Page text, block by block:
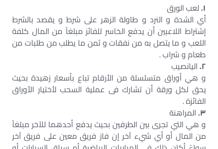
١. لعب الورق
أي الشدة و النرد و طاولة الزهر على شرط و يقصد بالشرط
إشتراط اللاعبين أن يدفع الخاسر للفائز مبلغاً من المال كلفة
اللعب و ما يتصل به من نفقات و ثمن ما يطلب من طلبات من
طعام و شراب .
٢. اليانصيب
و هي أوراق متسلسلة من الأرقام تباع بأسعار زهيدة بحيث
يحق لكل ورقة أن تشارك فى عملية السحب لأختيار الأوراق
الفائزة .
٣. المراهنة
و هي التي تجرى بين الطرفين بحيث يدفع أحدهما للآخر مبلغاً
من المال أو أي شيء آخر إن فاز فريق معين على فريق آخر